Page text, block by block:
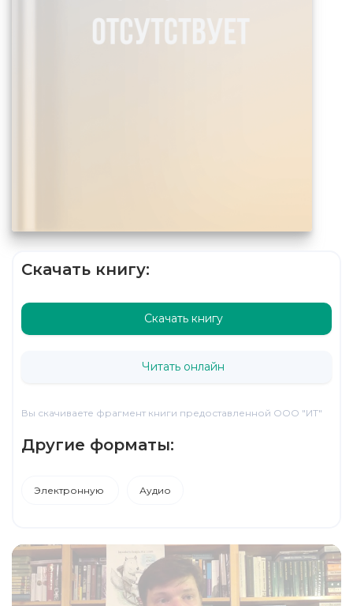
Скачать книгу:
Скачать книгу
Читать онлайн
Вы скачиваете фрагмент книги предоставленной ООО "ИТ"
Другие форматы:
Электронную Аудио